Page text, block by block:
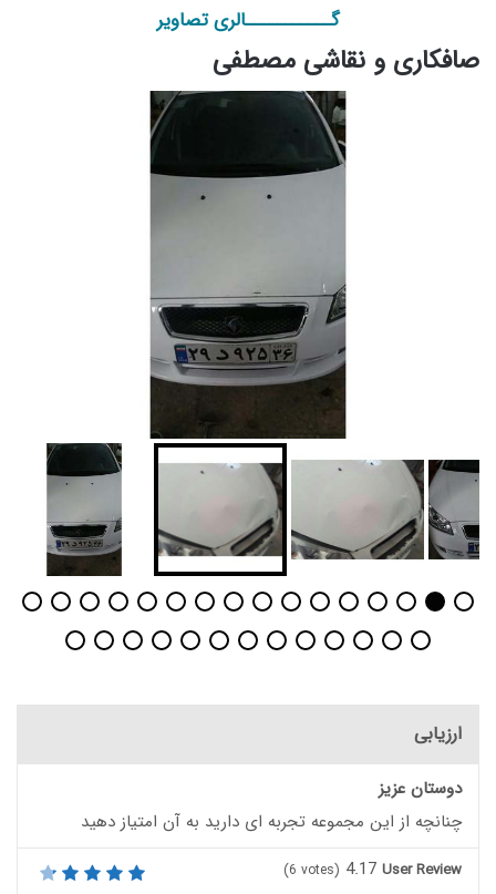
گـــــــــــالری تصاویر
صافکاری و نقاشی مصطفی
ارزیابی
دوستان عزیز
چنانچه از این مجموعه تجربه ای دارید به آن امتیاز دهید
User Review
4.17
(6 votes)